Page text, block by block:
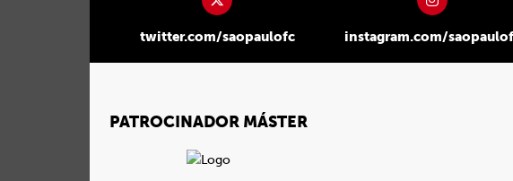
twitter.com/saopaulofc instagram.com/
PATROCINADOR MÁSTER